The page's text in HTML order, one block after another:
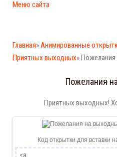
Меню сайта
Главная»Анимированные
Приятных выходных»
Пожелания
Приятных выходных!
Код открытки для вставки